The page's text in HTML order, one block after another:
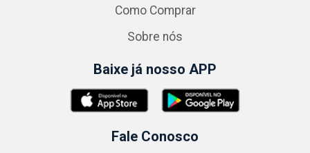
Como Comprar
Sobre nós
Baixe já nosso APP
Fale Conosco